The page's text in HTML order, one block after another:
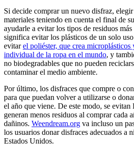
Si decide comprar un nuevo disfraz,
materiales teniendo en cuenta el final de
ayudarle a evitar los tipos de residuos
significa evitar los plásticos de un solo
evitarel poliéster, que crea
individual de la ropa en el mundo, y
no biodegradables que no pueden
contaminar el medio ambiente.
Por último, los disfraces que compre o
para que puedan volver a utilizarse o
el año que viene. De este modo, se evitan
generan menos residuos al comprar cada
dañinos. Weendream.org va incluso un
los usuarios donar disfraces adecuados a
Estados Unidos.